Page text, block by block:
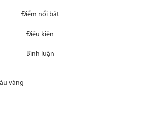
Điểm nổi bật
Điều kiện
Bình luận
vàng